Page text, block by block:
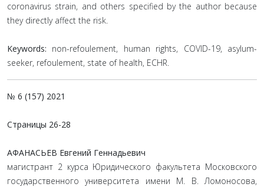
coronavirus strain, and others specified by the author because
they directly affect the risk.
Keywords: non-refoulement, human rights, COVID-19, asylum-
seeker, refoulement, state of health, ECHR.
№ 6 (157) 2021
Страницы 26-28
АФАНАСЬЕВ Евгений Геннадьевич
магистрант 2 курса Юридического факультета Московского
государственного университета имени М. В. Ломоносова,